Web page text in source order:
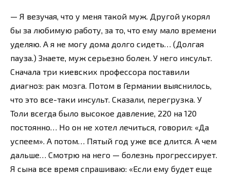
— Я везучая, что у меня такой муж. Другой укорял
бы за любимую работу, за то, что ему мало времени
уделяю. А я не могу дома долго сидеть… (Долгая
пауза.) Знаете, муж серьезно болен. У него инсульт.
Сначала три киевских профессора поставили
диагноз: рак мозга. Потом в Германии выяснилось,
что это все-таки инсульт. Сказали, перегрузка. У
Толи всегда было высокое давление, 220 на 120
постоянно… Но он не хотел лечиться, говорил: «Да
успеем». А потом… Пятый год уже все длится. А чем
дальше… Смотрю на него — болезнь прогрессирует.
Я сына все время спрашиваю: «Если ему будет еще